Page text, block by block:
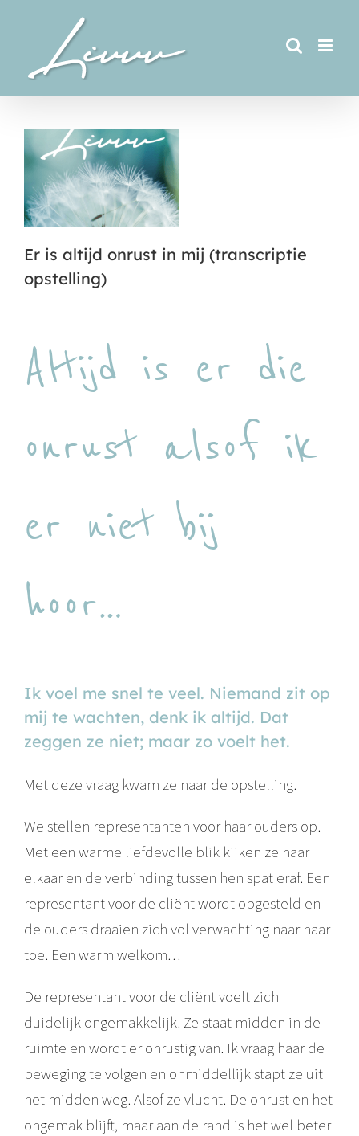
inhoud
Er is altijd onrust in mij (transcriptie
opstelling)
Altijd is er die
onrust alsof ik
er niet bij
hoor…
Ik voel me snel te veel. Niemand zit op
mij te wachten, denk ik altijd. Dat
zeggen ze niet; maar zo voelt het.
Met deze vraag kwam ze naar de opstelling.
We stellen representanten voor haar ouders op.
Met een warme liefdevolle blik kijken ze naar
elkaar en de verbinding tussen hen spat eraf. Een
representant voor de cliënt wordt opgesteld en
de ouders draaien zich vol verwachting naar haar
toe. Een warm welkom…
De representant voor de cliënt voelt zich
duidelijk ongemakkelijk. Ze staat midden in de
ruimte en wordt er onrustig van. Ik vraag haar de
beweging te volgen en onmiddellijk stapt ze uit
het midden weg. Alsof ze vlucht. De onrust en het
ongemak blijft, maar aan de rand is het wel beter